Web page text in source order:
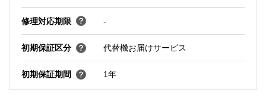
修理対応期限 -
初期保証区分 代替機お届けサービス
初期保証期間 1年